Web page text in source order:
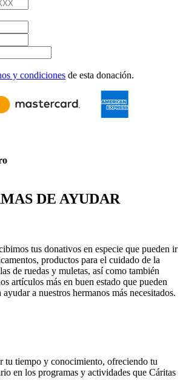
y condiciones de esta donación.
DE AYUDAR
tus donativos en especie que pueden ir
productos para el cuidado de la
de ruedas y muletas, así como también
artículos más en buen estado que pueden
a nuestros hermanos más necesitados.
tu tiempo y conocimiento, ofreciendo tu
en los programas y actividades que Cáritas